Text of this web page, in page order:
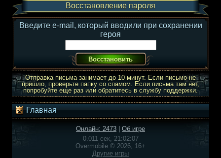
Восстановление пароля
Введите e-mail, который вводили при сохранении
героя
Отправка письма занимает до 10 минут. Если письмо не
пришло, проверьте папку со спамом. Если письма там нет,
попробуйте еще раз или обратитесь в службу поддержки.
Главная
Онлайн: 2473
Об игре
0.011 сек, 21:02:07
Overmobile © 2026, 16+
Другие игры